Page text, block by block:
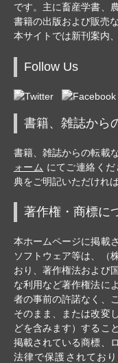
です。主に畜産学書、
書籍の出版および販売
本サイトでは新刊案内
Follow Us
書籍、雑誌から
書籍、雑誌からの転載
ォーム にてご連絡く
典をご明記いただけれ
著作権・商標に
本ホームページに掲載
ソフトウェア等は、（
おり、著作権法および
な利用など著作権法に
者の事前の許諾なく、
そのまま、または改変
どを含みます）するこ
掲載されている商標、
法律で保護されてお